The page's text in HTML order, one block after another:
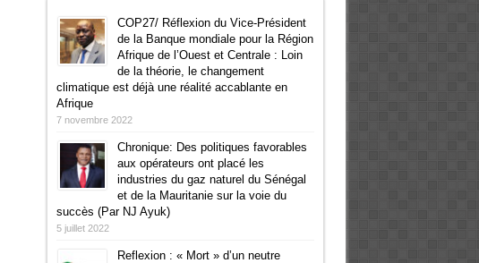
COP27/ Réflexion du Vice-Président
de la Banque mondiale pour la Région
Afrique de l’Ouest et Centrale : Loin
de la théorie, le changement
climatique est déjà une réalité accablante en
Afrique
7 novembre 2022
Chronique: Des politiques favorables
aux opérateurs ont placé les
industries du gaz naturel du Sénégal
et de la Mauritanie sur la voie du
succès (Par NJ Ayuk)
5 juillet 2022
Reflexion : « Mort » d’un neutre